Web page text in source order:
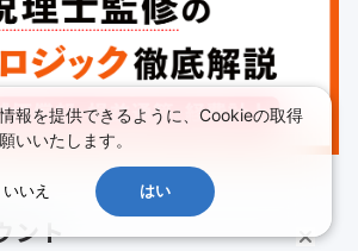
ント
報を提供できるように、Cookieの取得
いいたします。
いいえ はい